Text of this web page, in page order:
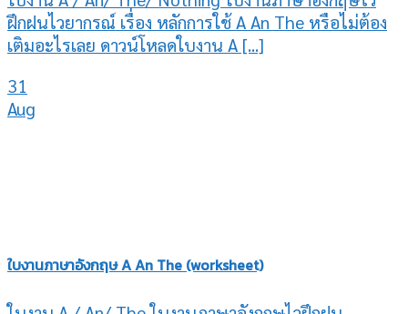
ฝึกฝนไวยากรณ์ เรื่อง หลักการใช้ A An The หรือไม่ต้อง
เติมอะไรเลย ดาวน์โหลดใบงาน A [...]
31
Aug
ใบงานภาษาอังกฤษ A An The (worksheet)